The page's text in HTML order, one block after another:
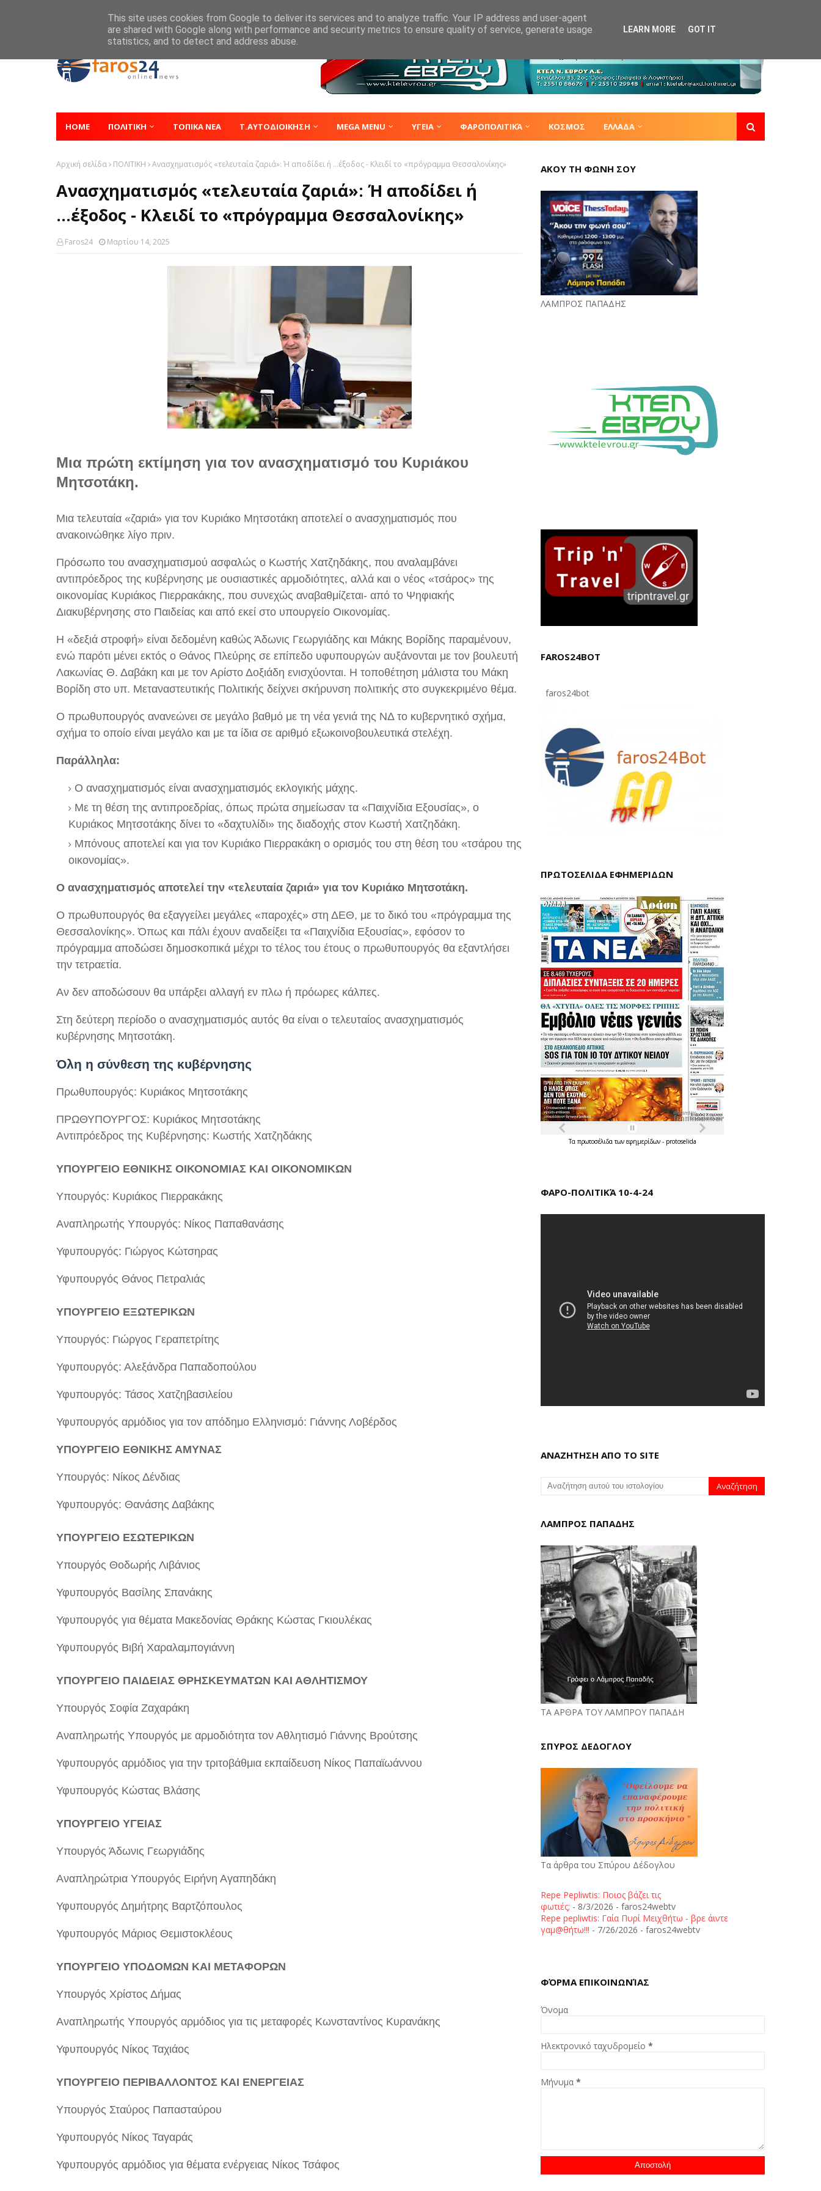
HOME ΠΟΛΙΤΙΚΗ ΤΟΠΙΚΑ ΝΕΑ Τ.ΑΥΤΟΔΙΟΙΚΗΣΗ MEGA MENU ΥΓΕΙΑ ΦΑΡΟΠΟΛΙΤΙΚΆ ΚΟΣΜΟΣ ΕΛΛΑΔΑ
Αρχική σελίδα ΠΟΛΙΤΙΚΗ Ανασχηματισμός «τελευταία ζαριά»: Ή αποδίδει ή ...έξοδος - Κλειδί το «πρόγραμμα Θεσσαλονίκης»
Ανασχηματισμός «τελευταία ζαριά»: Ή αποδίδει ή
...έξοδος - Κλειδί το «πρόγραμμα Θεσσαλονίκης»
Faros24 Μαρτίου 14, 2025
Μια πρώτη εκτίμηση για τον ανασχηματισμό του Κυριάκου
Μητσοτάκη.
Μια τελευταία «ζαριά» για τον Κυριάκο Μητσοτάκη αποτελεί ο ανασχηματισμός που
ανακοινώθηκε λίγο πριν.
Πρόσωπο του ανασχηματισμού ασφαλώς ο Κωστής Χατζηδάκης, που αναλαμβάνει
αντιπρόεδρος της κυβέρνησης με ουσιαστικές αρμοδιότητες, αλλά και ο νέος «τσάρος» της
οικονομίας Κυριάκος Πιερρακάκης, που συνεχώς αναβαθμίζεται- από το Ψηφιακής
Διακυβέρνησης στο Παιδείας και από εκεί στο υπουργείο Οικονομίας.
Η «δεξιά στροφή» είναι δεδομένη καθώς Άδωνις Γεωργιάδης και Μάκης Βορίδης παραμένουν,
ενώ παρότι μένει εκτός ο Θάνος Πλεύρης σε επίπεδο υφυπουργών αυξάνονται με τον βουλευτή
Λακωνίας Θ. Δαβάκη και με τον Αρίστο Δοξιάδη ενισχύονται. Η τοποθέτηση μάλιστα του Μάκη
Βορίδη στο υπ. Μεταναστευτικής Πολιτικής δείχνει σκήρυνση πολιτικής στο συγκεκριμένο θέμα.
Ο πρωθυπουργός ανανεώνει σε μεγάλο βαθμό με τη νέα γενιά της ΝΔ το κυβερνητικό σχήμα,
σχήμα το οποίο είναι μεγάλο και με τα ίδια σε αριθμό εξωκοινοβουλευτικά στελέχη.
Παράλληλα:
Ο ανασχηματισμός είναι ανασχηματισμός εκλογικής μάχης.
Με τη θέση της αντιπροεδρίας, όπως πρώτα σημείωσαν τα «Παιχνίδια Εξουσίας», ο
Κυριάκος Μητσοτάκης δίνει το «δαχτυλίδι» της διαδοχής στον Κωστή Χατζηδάκη.
Μπόνους αποτελεί και για τον Κυριάκο Πιερρακάκη ο ορισμός του στη θέση του «τσάρου της
οικονομίας».
Ο ανασχηματισμός αποτελεί την «τελευταία ζαριά» για τον Κυριάκο Μητσοτάκη.
Ο πρωθυπουργός θα εξαγγείλει μεγάλες «παροχές» στη ΔΕΘ, με το δικό του «πρόγραμμα της
Θεσσαλονίκης». Όπως και πάλι έχουν αναδείξει τα «Παιχνίδια Εξουσίας», εφόσον το
πρόγραμμα αποδώσει δημοσκοπικά μέχρι το τέλος του έτους ο πρωθυπουργός θα εξαντλήσει
την τετραετία.
Αν δεν αποδώσουν θα υπάρξει αλλαγή εν πλω ή πρόωρες κάλπες.
Στη δεύτερη περίοδο ο ανασχηματισμός αυτός θα είναι ο τελευταίος ανασχηματισμός
κυβέρνησης Μητσοτάκη.
Όλη η σύνθεση της κυβέρνησης
Πρωθυπουργός: Κυριάκος Μητσοτάκης
ΠΡΩΘΥΠΟΥΡΓΟΣ: Κυριάκος Μητσοτάκης
Αντιπρόεδρος της Κυβέρνησης: Κωστής Χατζηδάκης
ΥΠΟΥΡΓΕΙΟ ΕΘΝΙΚΗΣ ΟΙΚΟΝΟΜΙΑΣ ΚΑΙ ΟΙΚΟΝΟΜΙΚΩΝ
Υπουργός: Κυριάκος Πιερρακάκης
Αναπληρωτής Υπουργός: Νίκος Παπαθανάσης
Υφυπουργός: Γιώργος Κώτσηρας
Υφυπουργός Θάνος Πετραλιάς
ΥΠΟΥΡΓΕΙΟ ΕΞΩΤΕΡΙΚΩΝ
Υπουργός: Γιώργος Γεραπετρίτης
Υφυπουργός: Αλεξάνδρα Παπαδοπούλου
Υφυπουργός: Τάσος Χατζηβασιλείου
Υφυπουργός αρμόδιος για τον απόδημο Ελληνισμό: Γιάννης Λοβέρδος
ΥΠΟΥΡΓΕΙΟ ΕΘΝΙΚΗΣ ΑΜΥΝΑΣ
Υπουργός: Νίκος Δένδιας
Υφυπουργός: Θανάσης Δαβάκης
ΥΠΟΥΡΓΕΙΟ ΕΣΩΤΕΡΙΚΩΝ
Υπουργός Θοδωρής Λιβάνιος
Υφυπουργός Βασίλης Σπανάκης
Υφυπουργός για θέματα Μακεδονίας Θράκης Κώστας Γκιουλέκας
Υφυπουργός Βιβή Χαραλαμπογιάννη
ΥΠΟΥΡΓΕΙΟ ΠΑΙΔΕΙΑΣ ΘΡΗΣΚΕΥΜΑΤΩΝ ΚΑΙ ΑΘΛΗΤΙΣΜΟΥ
Υπουργός Σοφία Ζαχαράκη
Αναπληρωτής Υπουργός με αρμοδιότητα τον Αθλητισμό Γιάννης Βρούτσης
Υφυπουργός αρμόδιος για την τριτοβάθμια εκπαίδευση Νίκος Παπαϊωάννου
Υφυπουργός Κώστας Βλάσης
ΥΠΟΥΡΓΕΙΟ ΥΓΕΙΑΣ
Υπουργός Άδωνις Γεωργιάδης
Αναπληρώτρια Υπουργός Ειρήνη Αγαπηδάκη
Υφυπουργός Δημήτρης Βαρτζόπουλος
Υφυπουργός Μάριος Θεμιστοκλέους
ΥΠΟΥΡΓΕΙΟ ΥΠΟΔΟΜΩΝ ΚΑΙ ΜΕΤΑΦΟΡΩΝ
Υπουργός Χρίστος Δήμας
Αναπληρωτής Υπουργός αρμόδιος για τις μεταφορές Κωνσταντίνος Κυρανάκης
Υφυπουργός Νίκος Ταχιάος
ΥΠΟΥΡΓΕΙΟ ΠΕΡΙΒΑΛΛΟΝΤΟΣ ΚΑΙ ΕΝΕΡΓΕΙΑΣ
Υπουργός Σταύρος Παπασταύρου
Υφυπουργός Νίκος Ταγαράς
Υφυπουργός αρμόδιος για θέματα ενέργειας Νίκος Τσάφος
ΑΚΟΥ ΤΗ ΦΩΝΗ ΣΟΥ
ΛΑΜΠΡΟΣ ΠΑΠΑΔΗΣ
FAROS24BOT
faros24bot
ΠΡΩΤΟΣΕΛΙΔΑ ΕΦΗΜΕΡΙΔΩΝ
Τα πρωτοσέλιδατων εφημερίδων - protoselida
ΦΑΡΟ-ΠΟΛΙΤΙΚΆ 10-4-24
ΑΝΑΖΗΤΗΣΗ ΑΠΟ ΤΟ SITE
ΛΑΜΠΡΟΣ ΠΑΠΑΔΗΣ
ΤΑ ΑΡΘΡΑ ΤΟΥ ΛΑΜΠΡΟΥ ΠΑΠΑΔΗ
ΣΠΥΡΟΣ ΔΕΔΟΓΛΟΥ
Τα άρθρα του Σπύρου Δέδογλου
Repe Pepliwtis: Ποιος βάζει τις
φωτιές; - 8/3/2026 - faros24webtv
Repe pepliwtis: Γαία Πυρί Μειχθήτω - βρε άιντε
γαμ@θήτω!!! - 7/26/2026 - faros24webtv
ΦΌΡΜΑ ΕΠΙΚΟΙΝΩΝΊΑΣ
Όνομα
Ηλεκτρονικό ταχυδρομείο*
Μήνυμα*
This site uses cookies from Google to deliver its services and to analyze traffic. Your IP address and user-agent
are shared with Google along with performance and security metrics to ensure quality of service, generate usage
statistics, and to detect and address abuse.
LEARN MORE GOT IT